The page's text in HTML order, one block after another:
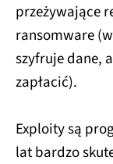
przeżywające
ransomware
szyfruje dane,
zapłacić).
Exploity są
lat bardzo